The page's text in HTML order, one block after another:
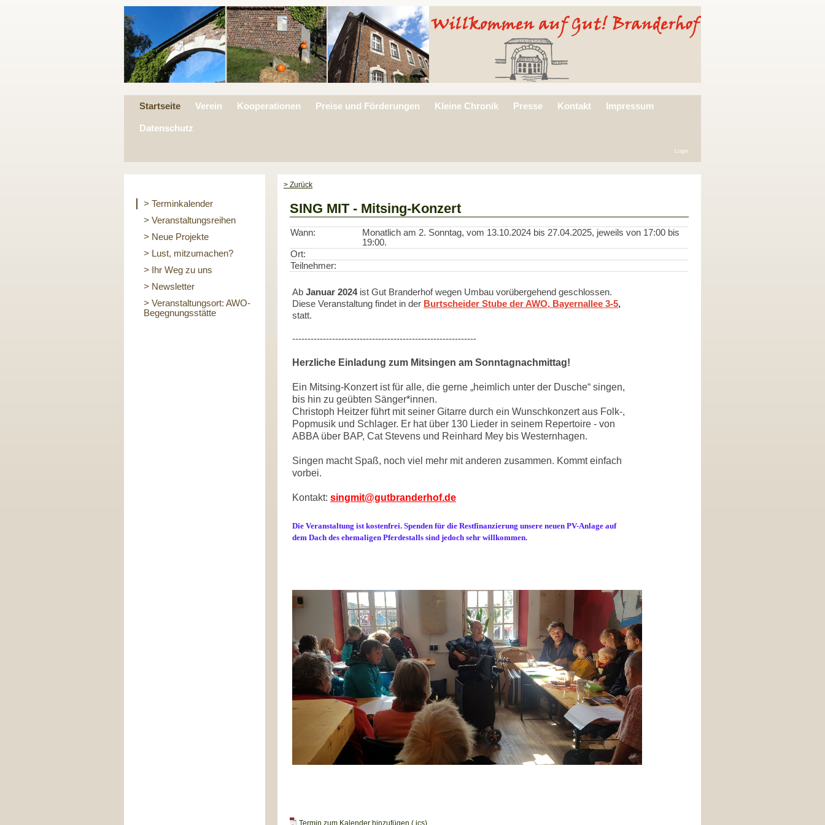
Startseite Verein Kooperationen Preise und Förderungen Kleine Chronik Presse Kontakt Impressum
Datenschutz
Login
> Terminkalender
> Veranstaltungsreihen
> Neue Projekte
> Lust, mitzumachen?
> Ihr Weg zu uns
> Newsletter
> Veranstaltungsort: AWO-
Begegnungsstätte
> Zurück
SING MIT - Mitsing-Konzert
Wann:
Monatlich am 2. Sonntag, vom 13.10.2024 bis 27.04.2025, jeweils von 17:00 bis
19:00.
Ort:
Teilnehmer:
Ab Januar 2024 ist Gut Branderhof wegen Umbau vorübergehend geschlossen.
Diese Veranstaltung findet in der Burtscheider Stube der AWO, Bayernallee 3-5,
statt.
------------------------------------------------------------
Herzliche Einladung zum Mitsingen am Sonntagnachmittag!
Ein Mitsing-Konzert ist für alle, die gerne „heimlich unter der Dusche“ singen,
bis hin zu geübten Sänger*innen.
Christoph Heitzer führt mit seiner Gitarre durch ein Wunschkonzert aus Folk-,
Popmusik und Schlager. Er hat über 130 Lieder in seinem Repertoire - von
ABBA über BAP, Cat Stevens und Reinhard Mey bis Westernhagen.
Singen macht Spaß, noch viel mehr mit anderen zusammen. Kommt einfach
vorbei.
Kontakt: singmit@gutbranderhof.de
Die Veranstaltung ist kostenfrei. Spenden für die Restfinanzierung unsere neuen PV-Anlage auf
dem Dach des ehemaligen Pferdestalls sind jedoch sehr willkommen.
Termin zum Kalender hinzufügen (.ics)